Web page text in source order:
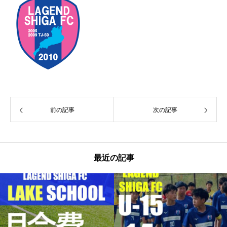
前の記事 次の記事
最近の記事